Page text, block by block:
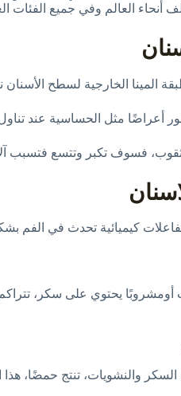
أنحاء العالم وفي جميع
المينا الخارجية لسطح الأسنان
مثل الحساسية عند تناول
فسوف تكبر وتتسع فتسبب
كيميائية تحدث في الفم
يحتوي على سكر، تتراكم
السكر والنشويات، تنتج حمضًا،